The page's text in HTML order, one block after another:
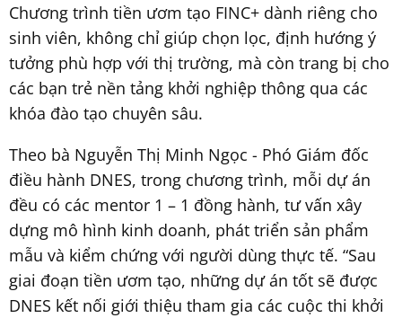
Chương trình tiền ươm tạo FINC+ dành riêng cho
sinh viên, không chỉ giúp chọn lọc, định hướng ý
tưởng phù hợp với thị trường, mà còn trang bị cho
các bạn trẻ nền tảng khởi nghiệp thông qua các
khóa đào tạo chuyên sâu.
Theo bà Nguyễn Thị Minh Ngọc - Phó Giám đốc
điều hành DNES, trong chương trình, mỗi dự án
đều có các mentor 1 – 1 đồng hành, tư vấn xây
dựng mô hình kinh doanh, phát triển sản phẩm
mẫu và kiểm chứng với người dùng thực tế. “Sau
giai đoạn tiền ươm tạo, những dự án tốt sẽ được
DNES kết nối giới thiệu tham gia các cuộc thi khởi